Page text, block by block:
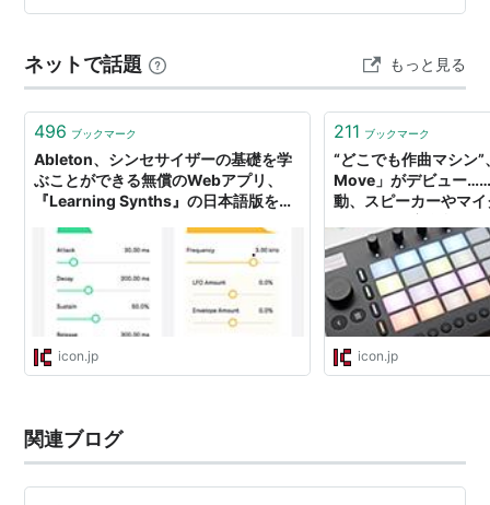
を使えば、Liveプロジェクトを分析・視覚化したり、自
化したり、アイデアを予想外の方向へ発展させたり、
Liv…
ネットで話題 もっと見る
496 ブックマーク
Ableton、シンセサイザーの基礎を学
ぶことができる無償のWebアプリ、
『Learning Synths』の日本語版を公
icon.jp
211 ブックマーク
“どこでも作曲マシン
Move」がデビュー
動、スピーカーやマ
icon.jp
関連ブログ